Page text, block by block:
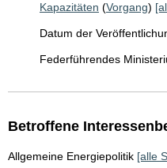
Kapazitäten (Vorgang)
Datum der
Federführendes
Betroffene
Allgemeine Energiepolitik [alle